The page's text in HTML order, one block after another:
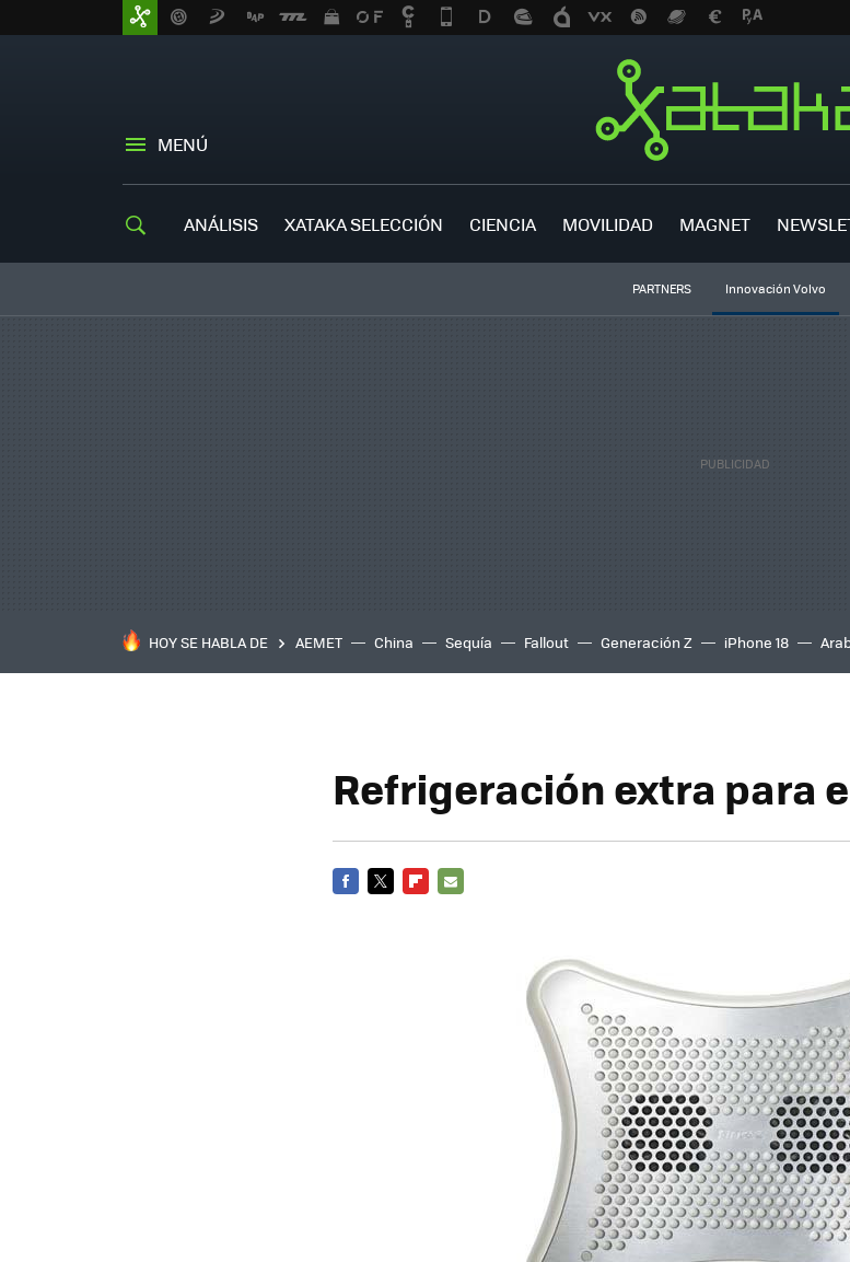
MENÚ
ANÁLISIS XATAKA SELECCIÓN CIENCIA MOVILIDAD MAGNET
PARTNERS Innovación Volvo
HOY SE HABLA DE AEMET China Sequía Fallout Generación Z iPhone 18
Refrigeración extra para